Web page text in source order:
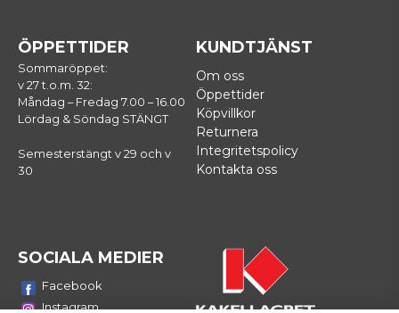
ÖPPETTIDER
Sommaröppet:
v 27 t.o.m. 32:
Måndag – Fredag 7.00 – 16.00
Lördag & Söndag STÄNGT
Semesterstängt v 29 och v
30
KUNDTJÄNST
Om oss
Öppettider
Köpvillkor
Returnera
Integritetspolicy
Kontakta oss
SOCIALA MEDIER
Facebook
Instagram